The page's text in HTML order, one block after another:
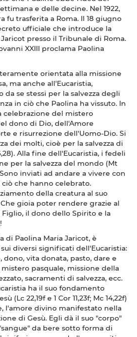
e delle decine. Nel 1922,
fu trasferita a Roma. Il 18 giugno
ufficiale che introduce la
presso il Tribunale di Roma.
XXIII proclama Paolina
orientata alla missione
ma anche all'Eucaristia,
da se stessi per la salvezza degli
in ciò che Paolina ha vissuto. In
celebrazione del mistero
dono di Dio, dell'Amore
e risurrezione dell'Uomo-Dio. Si
dei molti, cioè per la salvezza di
Alla fine dell'Eucaristia, i fedeli
per la salvezza del mondo (Mt
Sono inviati ad andare a vivere con
che hanno celebrato.
della creatura al suo
gioia poter rendere grazie al
il dono dello Spirito e la
di Paolina Maria Jaricot, è
diversi significati dell'Eucaristia:
vita donata, pasto, dare e
pasquale, missione della
sacramenti di salvezza, ecc.
ha il suo fondamento
(Lc 22,19f e 1 Cor 11,23f; Mc 14,22f)
l'amore divino manifestato nella
di Gesù. Egli dà il suo "corpo"
da bere sotto forma di